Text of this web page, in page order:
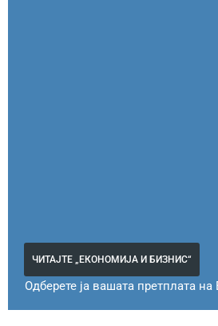
ЧИТАЈТЕ „ЕКОНОМИЈА И БИЗНИС“
Одберете ја вашата претплата